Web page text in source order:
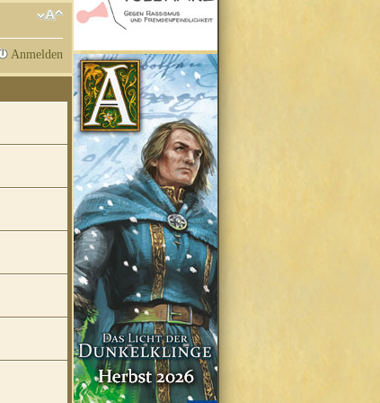
Anmelden